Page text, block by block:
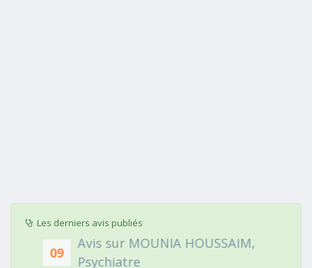
Les derniers avis publiés
09
Avis sur MOUNIA HOUSSAIM,
Psychiatre